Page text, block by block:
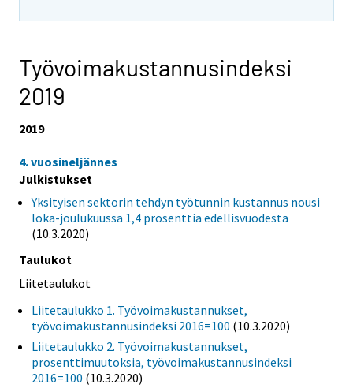
Työvoimakustannusindeksi
2019
2019
4. vuosineljännes
Julkistukset
Yksityisen sektorin tehdyn työtunnin kustannus nousi
loka-joulukuussa 1,4 prosenttia edellisvuodesta
(10.3.2020)
Taulukot
Liitetaulukot
Liitetaulukko 1. Työvoimakustannukset,
työvoimakustannusindeksi 2016=100 (10.3.2020)
Liitetaulukko 2. Työvoimakustannukset,
prosenttimuutoksia, työvoimakustannusindeksi
2016=100 (10.3.2020)